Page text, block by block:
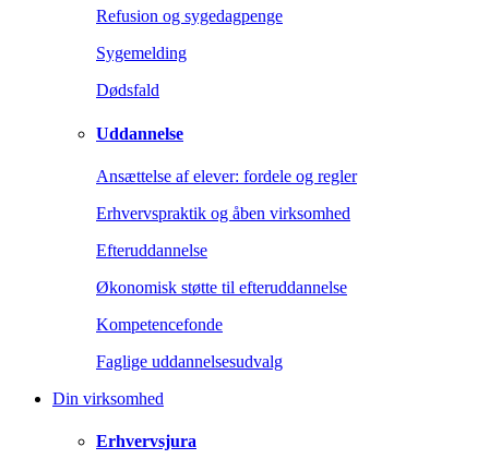
Refusion og sygedagpenge
Sygemelding
Dødsfald
Uddannelse
Ansættelse af elever: fordele og regler
Erhvervspraktik og åben virksomhed
Efteruddannelse
Økonomisk støtte til efteruddannelse
Kompetencefonde
Faglige uddannelsesudvalg
Din virksomhed
Erhvervsjura